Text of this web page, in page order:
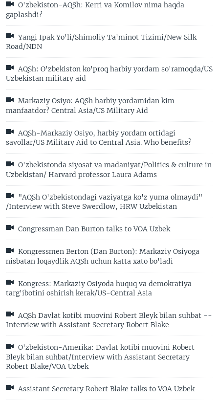
O'zbekiston-AQSh: Kerri va Komilov nima haqda
gaplashdi?
Yangi Ipak Yo'li/Shimoliy Ta'minot Tizimi/New Silk
Road/NDN
AQSh: O'zbekiston ko'proq harbiy yordam so'ramoqda/US
Uzbekistan military aid
Markaziy Osiyo: AQSh harbiy yordamidan kim
manfaatdor? Central Asia/US Military Aid
AQSh-Markaziy Osiyo, harbiy yordam ortidagi
savollar/US Military Aid to Central Asia. Who benefits?
O'zbekistonda siyosat va madaniyat/Politics & culture in
Uzbekistan/ Harvard professor Laura Adams
"AQSh O'zbekistondagi vaziyatga ko'z yuma olmaydi"
/Interview with Steve Swerdlow, HRW Uzbekistan
Congressman Dan Burton talks to VOA Uzbek
Kongressmen Berton (Dan Burton): Markaziy Osiyoga
nisbatan loqaydlik AQSh uchun katta xato bo'ladi
Kongress: Markaziy Osiyoda huquq va demokratiya
targ'ibotini oshirish kerak/US-Central Asia
AQSh Davlat kotibi muovini Robert Bleyk bilan suhbat --
Interview with Assistant Secretary Robert Blake
O'zbekiston-Amerika: Davlat kotibi muovini Robert
Bleyk bilan suhbat/Interview with Assistant Secretary
Robert Blake/VOA Uzbek
Assistant Secretary Robert Blake talks to VOA Uzbek